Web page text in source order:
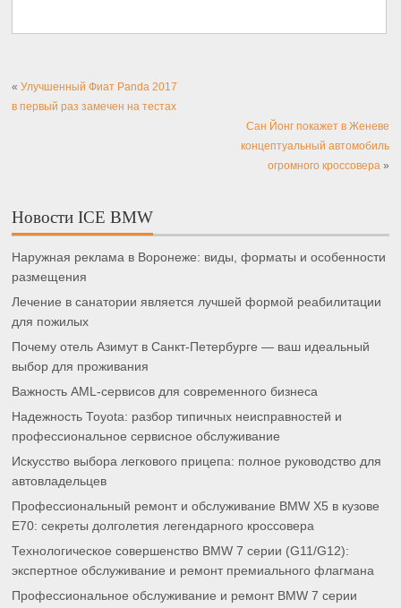
«Улучшенный Фиат Panda 2017
в первый раз замечен на тестах
Сан Йонг покажет в Женеве
концептуальный автомобиль
огромного кроссовера»
Новости ICE BMW
Наружная реклама в Воронеже: виды, форматы и особенности
размещения
Лечение в санатории является лучшей формой реабилитации
для пожилых
Почему отель Азимут в Санкт-Петербурге — ваш идеальный
выбор для проживания
Важность AML-сервисов для современного бизнеса
Надежность Toyota: разбор типичных неисправностей и
профессиональное сервисное обслуживание
Искусство выбора легкового прицепа: полное руководство для
автовладельцев
Профессиональный ремонт и обслуживание BMW X5 в кузове
E70: секреты долголетия легендарного кроссовера
Технологическое совершенство BMW 7 серии (G11/G12):
экспертное обслуживание и ремонт премиального флагмана
Профессиональное обслуживание и ремонт BMW 7 серии